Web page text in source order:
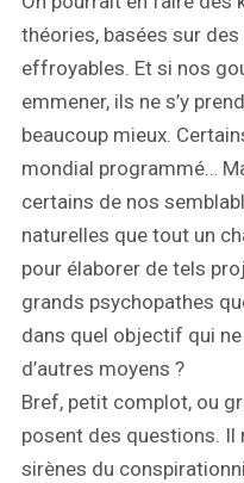
théories, basées sur
effroyables. Et si nos
emmener, ils ne s’y
beaucoup mieux.
mondial programmé…
certains de nos
naturelles que tout un
pour élaborer de tels
grands psychopathes
dans quel objectif qui
d’autres moyens ?
Bref, petit complot, ou
posent des questions. Il
sirènes du